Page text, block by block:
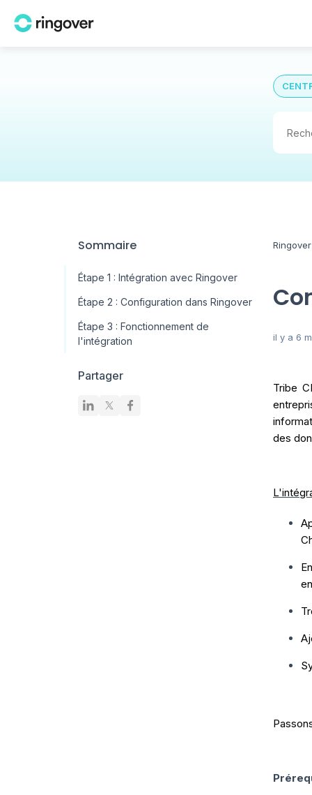
Sommaire
Étape 1 : Intégration avec Ringover
Étape 2 : Configuration dans Ringover
Étape 3 : Fonctionnement de
l'intégration
Partager
il y a 6
Tribe
des